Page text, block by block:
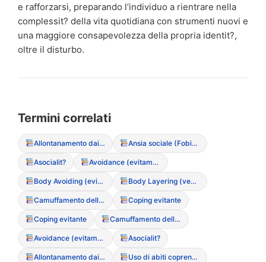
e rafforzarsi, preparando l’individuo a rientrare nella
complessit? della vita quotidiana con strumenti nuovi e
una maggiore consapevolezza della propria identit?,
oltre il disturbo.
Termini correlati
Allontanamento dai pasti conviviali Ansia sociale (Fobia sociale)
Asocialit? Avoidance (evitamento sistematico del cibo)
Body Avoiding (evitamento dello specchio o del proprio corpo) Body Layering (vestirsi a strati per nascondere le forme)
Camuffamento della perdita di peso Coping evitante
Coping evitante Camuffamento della perdita di peso
Avoidance (evitamento sistematico del cibo) Asocialit?
Allontanamento dai pasti conviviali Uso di abiti coprenti o molto larghi